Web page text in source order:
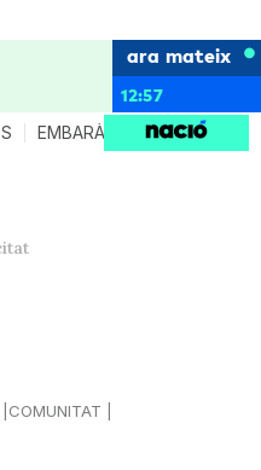
ara mateix
12:57
EMBARÀS CRIANÇA
COMUNITAT